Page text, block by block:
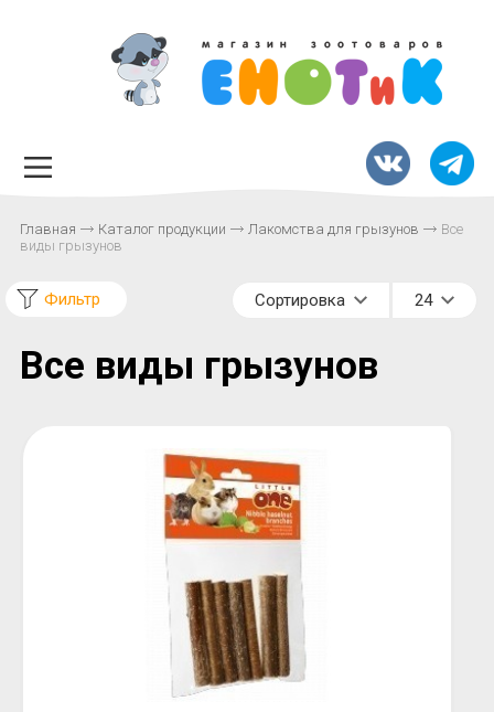
Главная Каталог продукции Лакомства для грызунов
Все
виды грызунов
24
Сортировка
Фильтр
Все виды грызунов